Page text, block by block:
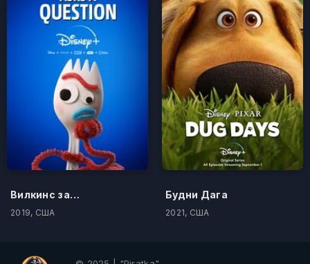
Вилкинс задаёт вопросы
2019, США
Будни Дага
2021, США